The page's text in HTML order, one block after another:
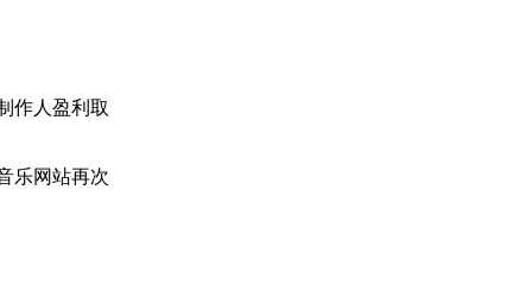
作人盈利取
乐网站再次